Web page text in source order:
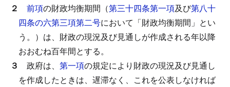
２
前項の財政均衡期間（第三十四条第一項及び第八十
四条の六第三項第二号において「財政均衡期間」とい
う。）は、財政の現況及び見通しが作成される年以降
おおむね百年間とする。
３
政府は、 第一項の規定により財政の現況及び見通し
を作成したときは、遅滞なく、これを公表しなければ